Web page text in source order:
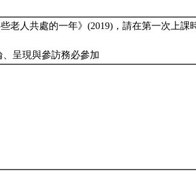
老人共處的一年》(2019)，請在第一次上課
呈現與參訪務必參加